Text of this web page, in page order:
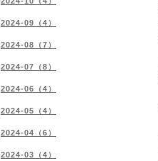
2024-09（4）
2024-08（7）
2024-07（8）
2024-06（4）
2024-05（4）
2024-04（6）
2024-03（4）